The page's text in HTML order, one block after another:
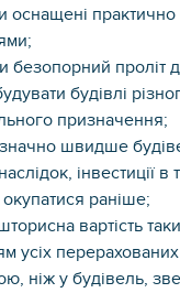
оснащені
безопорний проліт
будівлі
призначення;
швидше
інвестиції в
раніше;
вартість
усіх
ніж у будівель,